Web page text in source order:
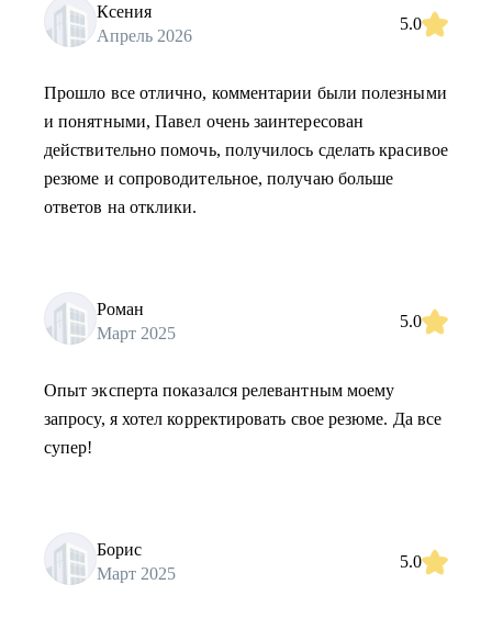
Ксения
Апрель 2026
5.0
Прошло все отлично, комментарии были полезными
и понятными, Павел очень заинтересован
действительно помочь, получилось сделать красивое
резюме и сопроводительное, получаю больше
ответов на отклики.
Роман
Март 2025
5.0
Опыт эксперта показался релевантным моему
запросу, я хотел корректировать свое резюме. Да все
супер!
Борис
Март 2025
5.0